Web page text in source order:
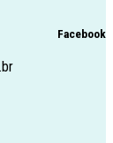
Facebook